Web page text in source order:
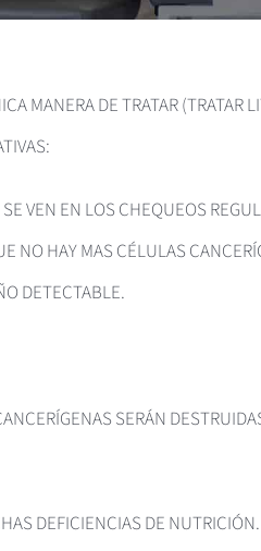
MANERA DE TRATAR (TRATAR
VEN EN LOS CHEQUEOS
HAY MAS CÉLULAS
DETECTABLE.
SERÁN
DEFICIENCIAS DE